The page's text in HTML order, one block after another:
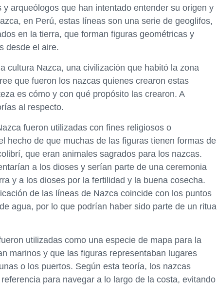
arqueólogos que han intentado entender su origen y
en Perú, estas líneas son una serie de geoglifos,
en la tierra, que forman figuras geométricas y
desde el aire.
cultura Nazca, una civilización que habitó la zona
que fueron los nazcas quienes crearon estas
es cómo y con qué propósito las crearon. A
al respecto.
fueron utilizadas con fines religiosos o
hecho de que muchas de las figuras tienen formas de
que eran animales sagrados para los nazcas.
a los dioses y serían parte de una ceremonia
y a los dioses por la fertilidad y la buena cosecha.
de las líneas de Nazca coincide con los puntos
agua, por lo que podrían haber sido parte de un ritual
utilizadas como una especie de mapa para la
marinos y que las figuras representaban lugares
o los puertos. Según esta teoría, los nazcas
para navegar a lo largo de la costa, evitando